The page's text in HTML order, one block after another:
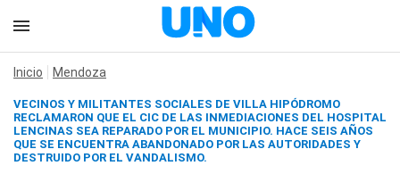
Inicio Mendoza
VECINOS Y MILITANTES SOCIALES DE VILLA HIPÓDROMO
RECLAMARON QUE EL CIC DE LAS INMEDIACIONES DEL HOSPITAL
LENCINAS SEA REPARADO POR EL MUNICIPIO. HACE SEIS AÑOS
QUE SE ENCUENTRA ABANDONADO POR LAS AUTORIDADES Y
DESTRUIDO POR EL VANDALISMO.